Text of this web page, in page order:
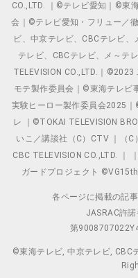
CO.,LTD. ｜©テレビ愛知｜©東
会｜©テレビ愛知・フリュー／
ビ、中京テレビ、CBCテレビ
テレビ、CBCテレビ、メ～テ
TELEVISION CO.,LTD.｜
モテ製作委員会｜©東海テレ
実験ヒーロー製作委員会2025
レ ｜©TOKAI TELEVISION
いこ／講談社（C）CTV ｜（
CBC TELEVISION CO.,LTD. ｜
ガードプロジェクト
各ページに掲載の記
JASRAC許
第
©東海テレビ, 中京テレビ, CBC